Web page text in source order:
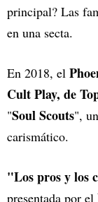
principal? Las
en una secta.
En 2018, el
Cult Play, de
"Soul Scouts",
carismático.
"Los pros y los
presentada por el